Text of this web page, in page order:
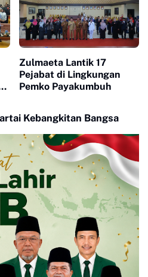
Zulmaeta Lantik 17
Pejabat di Lingkungan
Pemko Payakumbuh
Kebangkitan Bangsa